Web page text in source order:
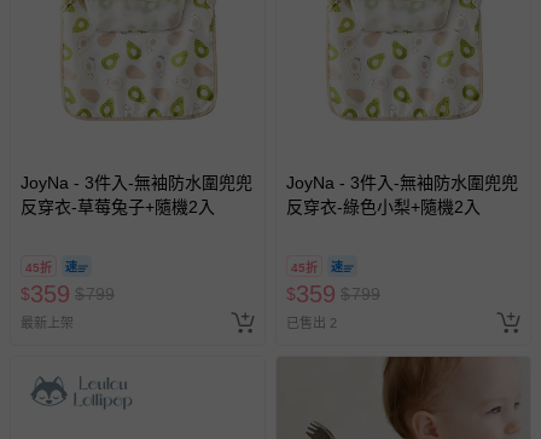
JoyNa - 3件入-無袖防水圍兜兜
反穿衣-草莓兔子+隨機2入
45折
$359 $799
最新上架
JoyNa - 3件入-無袖防水圍兜兜
反穿衣-綠色小梨+隨機2入
45折
$359 $799
已售出 2